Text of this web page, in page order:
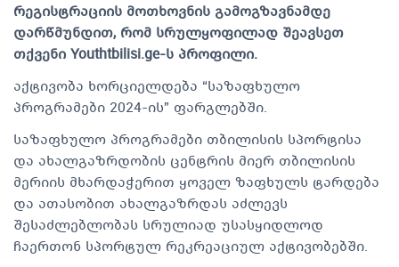
რეგისტრაციის მოთხოვნის გამოგზავნამდე
დარწმუნდით, რომ სრულყოფილად შეავსეთ
თქვენი Youthtbilisi.ge-ს პროფილი.
აქტივობა ხორციელდება “საზაფხულო
პროგრამები 2024-ის” ფარგლებში.
საზაფხულო პროგრამები თბილისის სპორტისა
და ახალგაზრდობის ცენტრის მიერ თბილისის
მერიის მხარდაჭერით ყოველ ზაფხულს ტარდება
და ათასობით ახალგაზრდას აძლევს
შესაძლებლობას სრულიად უსასყიდლოდ
ჩაერთონ სპორტულ რეკრეაციულ აქტივობებში.